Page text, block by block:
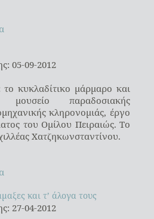
05-09-2012
κυκλαδίτικο μάρμαρο και
μουσείο παραδοσιακής
κληρονομιάς, έργο
του Ομίλου Πειραιώς. Το
Χατζηκωνσταντίνου.
και τ’ άλογα τους
και τ’ άλογα τους
27-04-2012